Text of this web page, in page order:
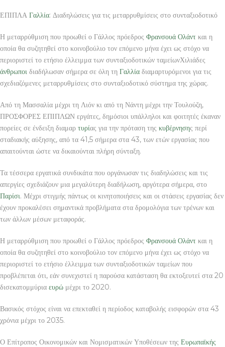
ΕΠΙΠΛΑ Γαλλία: Διαδηλώσεις για τις μεταρρυθμίσεις στο συνταξιοδοτικό
Η μεταρρύθμιση που προωθεί ο Γάλλος πρόεδρος Φρανσουά Ολάντ και η
οποία θα συζητηθεί στο κοινοβούλιο τον επόμενο μήνα έχει ως στόχο να
περιοριστεί το ετήσιο έλλειμμα των συνταξιοδοτικών ταμείωνΧιλιάδες
άνθρωποι διαδήλωσαν σήμερα σε όλη τη Γαλλία διαμαρτυρόμενοι για τις
σχεδιαζόμενες μεταρρυθμίσεις στο συνταξιοδοτικό σύστημα της χώρας.
Από τη Μασσαλία μέχρι τη Λιόν κι από τη Νάντη μέχρι την Τουλούζη,
ΠΡΟΣΦΟΡΕΣ ΕΠΙΠΛΩΝ εργάτες, δημόσιοι υπάλληλοι και φοιτητές έκαναν
πορείες σε ένδειξη διαμαρ τυρίας για την πρόταση της κυβέρνησης περί
σταδιακής αύξησης, από τα 41,5 σήμερα στα 43, των ετών εργασίας που
απαιτούνται ώστε να δικαιούνται πλήρη σύνταξη.
Τα τέσσερα εργατικά συνδικάτα που οργάνωσαν τις διαδηλώσεις και τις
απεργίες σχεδιάζουν μια μεγαλύτερη διαδήλωση, αργότερα σήμερα, στο
Παρίσι. Μέχρι στιγμής πάντως οι κινητοποιήσεις και οι στάσεις εργασίας δεν
έχουν προκαλέσει σημαντικά προβλήματα στα δρομολόγια των τρένων και
των άλλων μέσων μεταφοράς.
Η μεταρρύθμιση που προωθεί ο Γάλλος πρόεδρος Φρανσουά Ολάντ και η
οποία θα συζητηθεί στο κοινοβούλιο τον επόμενο μήνα έχει ως στόχο να
περιοριστεί το ετήσιο έλλειμμα των συνταξιοδοτικών ταμείων που
προβλέπεται ότι, εάν συνεχιστεί η παρούσα κατάσταση θα εκτοξευτεί στα 20
δισεκατομμύρια ευρώ μέχρι το 2020.
Βασικός στόχος είναι να επεκταθεί η περίοδος καταβολής εισφορών στα 43
χρόνια μέχρι το 2035.
Ο Επίτροπος Οικονομικών και Νομισματικών Υποθέσεων της Ευρωπαϊκής